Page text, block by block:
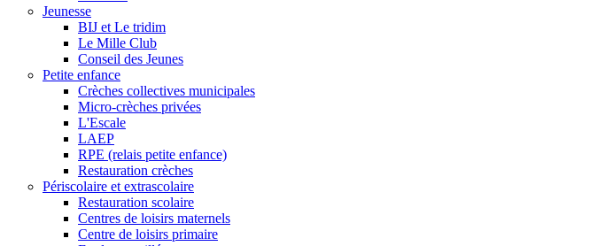
Jeunesse
BIJ et Le tridim
Le Mille Club
Conseil des Jeunes
Petite enfance
Crèches collectives municipales
Micro-crèches privées
L'Escale
LAEP
RPE (relais petite enfance)
Restauration crèches
Périscolaire et extrascolaire
Restauration scolaire
Centres de loisirs maternels
Centre de loisirs primaire